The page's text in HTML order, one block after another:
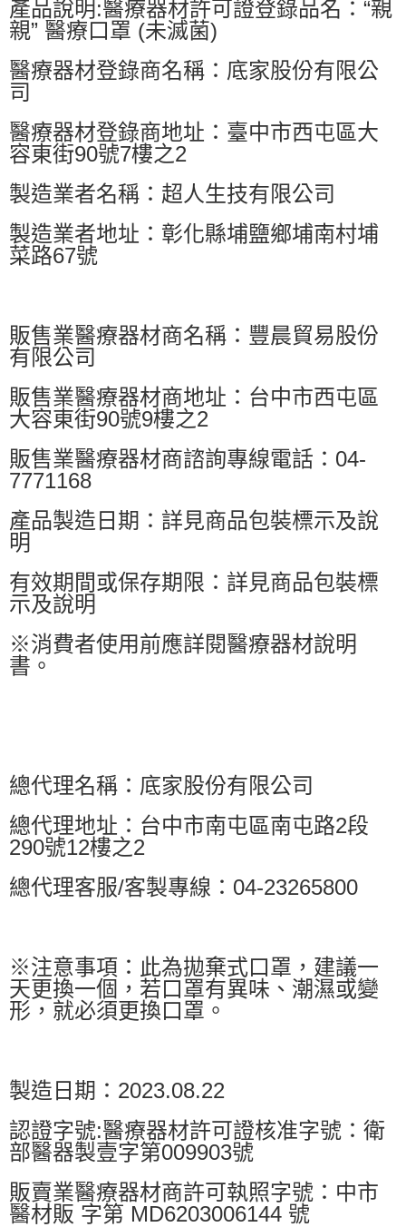
產品說明:醫療器材許可證登錄品名：“親
親” 醫療口罩 (未滅菌)
醫療器材登錄商名稱：底家股份有限公
司
醫療器材登錄商地址：臺中市西屯區大
容東街90號7樓之2
製造業者名稱：超人生技有限公司
製造業者地址：彰化縣埔鹽鄉埔南村埔
菜路67號
販售業醫療器材商名稱：豐晨貿易股份
有限公司
販售業醫療器材商地址：台中市西屯區
大容東街90號9樓之2
販售業醫療器材商諮詢專線電話：04-
7771168
產品製造日期：詳見商品包裝標示及說
明
有效期間或保存期限：詳見商品包裝標
示及說明
※消費者使用前應詳閱醫療器材說明
書。
總代理名稱：底家股份有限公司
總代理地址：台中市南屯區南屯路2段
290號12樓之2
總代理客服/客製專線：04-23265800
※注意事項：此為拋棄式口罩，建議一
天更換一個，若口罩有異味、潮濕或變
形，就必須更換口罩。
製造日期：2023.08.22
認證字號:醫療器材許可證核准字號：衛
部醫器製壹字第009903號
販賣業醫療器材商許可執照字號：中市
醫材販 字第 MD6203006144 號